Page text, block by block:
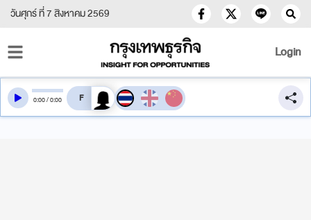
วันศุกร์ ที่ 7 สิงหาคม 2569
Login
0:00/0:00 สลับเสียงอ่าน